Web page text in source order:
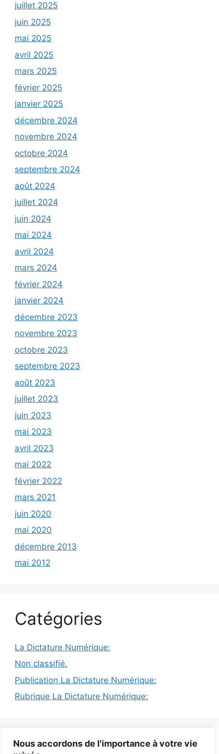
Nous accordons de l'importance à votre vie
juillet 2025
juin 2025
mai 2025
avril 2025
mars 2025
février 2025
janvier 2025
décembre 2024
novembre 2024
octobre 2024
septembre 2024
août 2024
juillet 2024
juin 2024
mai 2024
avril 2024
mars 2024
février 2024
janvier 2024
décembre 2023
novembre 2023
octobre 2023
septembre 2023
août 2023
juillet 2023
juin 2023
mai 2023
avril 2023
mai 2022
février 2022
mars 2021
juin 2020
mai 2020
décembre 2013
mai 2012
Catégories
La Dictature Numérique:
Non classifié.
Publication La Dictature Numérique:
Rubrique La Dictature Numérique:
© 2026 INFODICTAT• Construit avecGeneratePress